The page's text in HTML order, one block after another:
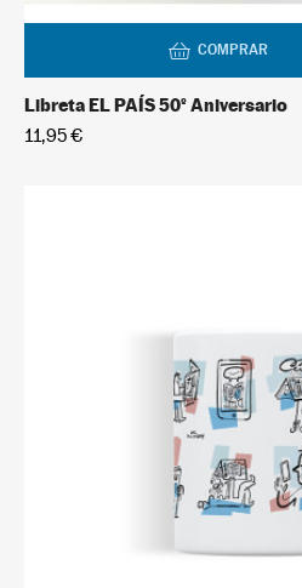
COMPRAR
Libreta EL PAÍS 50º Aniversario
11,95 €